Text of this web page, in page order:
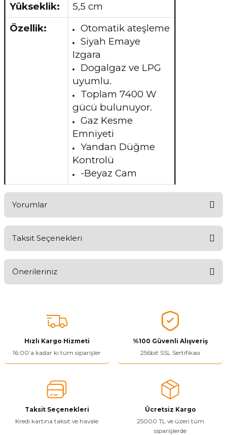
Yükseklik:
5,5 cm
Özellik:
Otomatik ateşleme
Siyah Emaye
Izgara
Dogalgaz ve LPG
uyumlu.
Toplam 7400 W
gücü bulunuyor.
Gaz Kesme
Emniyeti
Yandan Düğme
Kontrolü
-Beyaz Cam
Yorumlar
Taksit Seçenekleri
Önerileriniz
tarafımıza iletebilirsiniz.
Görüş ve önerileriniz için teşekkür ederiz.
Ürün resmi kalitesiz, bozuk veya görüntülenemiyor.
Ürün bilgilerinde hatalar bulunuyor.
Ürün fiyatı diğer sitelerden daha pahalı.
Bu ürüne benzer farklı alternatifler olmalı.
Hızlı Kargo Hizmeti
16:00’a kadar ki tüm siparişler
%100 Güvenli Alışveriş
256bit SSL Sertifikası
Taksit Seçenekleri
Kredi kartına taksit ve havale
Ücretsiz Kargo
25000 TL ve üzeri tüm
siparişlerde